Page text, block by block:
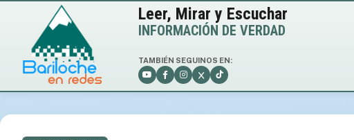
Leer, Mirar y Escuchar
INFORMACIÓN DE VERDAD
TAMBIÉN SEGUINOS EN: